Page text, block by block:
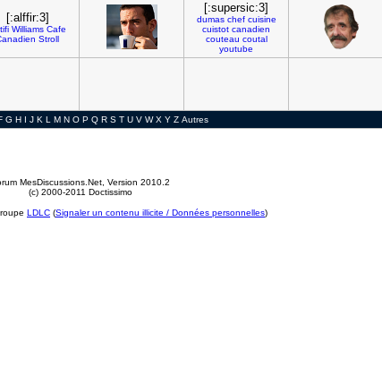
[:alffir:3]
Williams Cafe
Stroll
[:supersic:3]
dumas chef cuisine
cuistot canadien
couteau coutal
youtube
G H I J K L M N O P Q R S T U V W X Y Z Autres
MesDiscussions.Net , Version 2010.2
(c) 2000-2011 Doctissimo
LDLC (Signaler un contenu illicite / Données personnelles)